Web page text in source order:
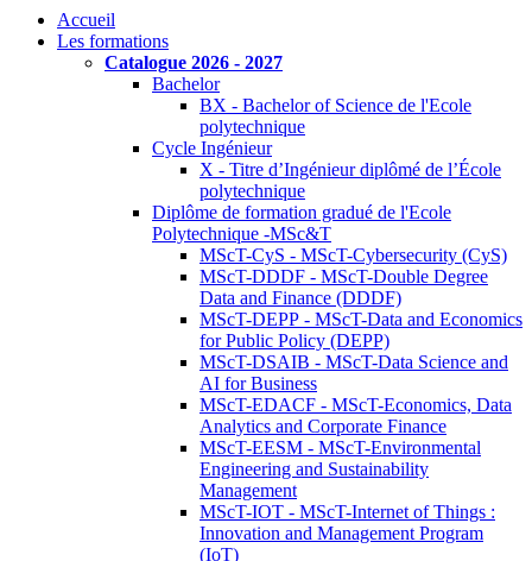
Accueil
Les formations
Catalogue 2026 - 2027
Bachelor
BX - Bachelor of Science de l'Ecole
polytechnique
Cycle Ingénieur
X - Titre d’Ingénieur diplômé de l’École
polytechnique
Diplôme de formation gradué de l'Ecole
Polytechnique -MSc&T
MScT-CyS - MScT-Cybersecurity (CyS)
MScT-DDDF - MScT-Double Degree
Data and Finance (DDDF)
MScT-DEPP - MScT-Data and Economics
for Public Policy (DEPP)
MScT-DSAIB - MScT-Data Science and
AI for Business
MScT-EDACF - MScT-Economics, Data
Analytics and Corporate Finance
MScT-EESM - MScT-Environmental
Engineering and Sustainability
Management
MScT-IOT - MScT-Internet of Things :
Innovation and Management Program
(IoT)